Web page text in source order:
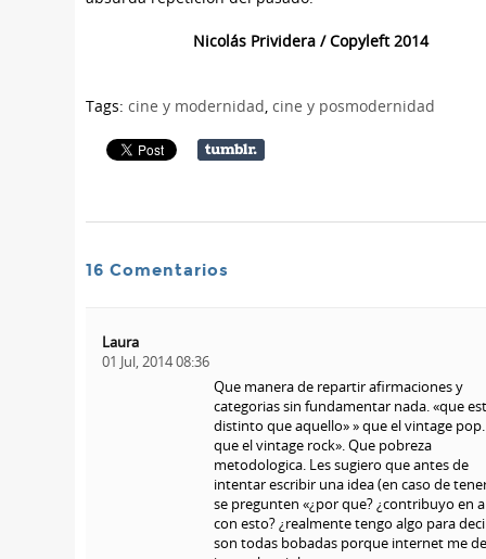
Nicolás Prividera / Copyleft 2014
Tags: cine y modernidad cine y posmodernidad
16 Comentarios
Laura
01 Jul, 2014 08:36
Que manera de repartir afirmaciones y
categorias sin fundamentar nada. «que
distinto que aquello» » que el vintage
que el vintage rock». Que pobreza
metodologica. Les sugiero que antes de
intentar escribir una idea (en caso de
se pregunten «¿por que? ¿contribuyo en
con esto? ¿realmente tengo algo para
son todas bobadas porque internet me